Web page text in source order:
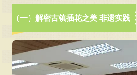
（一）解密古镇插花之美 非遗实践